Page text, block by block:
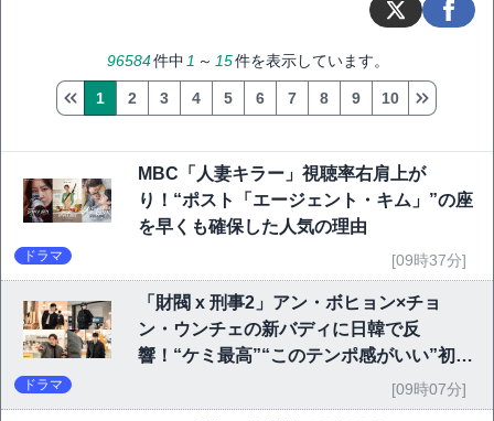
96584件中 1 ～ 15件を表示しています。
1 2 3 4 5 6 7 8 9 10
MBC「人妻キラー」視聴率右肩上が
り！“ポスト「エージェント・キム」”の座
を早くも確保した人気の理由
ドラマ [09時37分]
「財閥 x 刑事2」アン・ボヒョン×チョ
ン・ウンチェの新バディに日韓で反
響！“ケミ最高”“このテンポ感がいい”初回
ドラマ [09時07分]